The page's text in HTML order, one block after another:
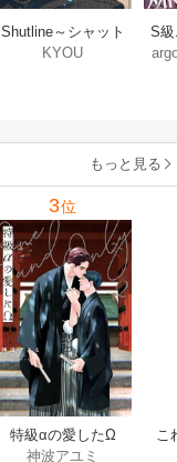
Shutline～シャット
ライン～【タテヨ
KYOU
S
れ
もっと見る
3位
特級αの愛したΩ
神波アユミ
こ